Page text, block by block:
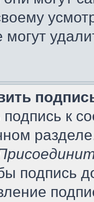
могут
подпись к
подпись